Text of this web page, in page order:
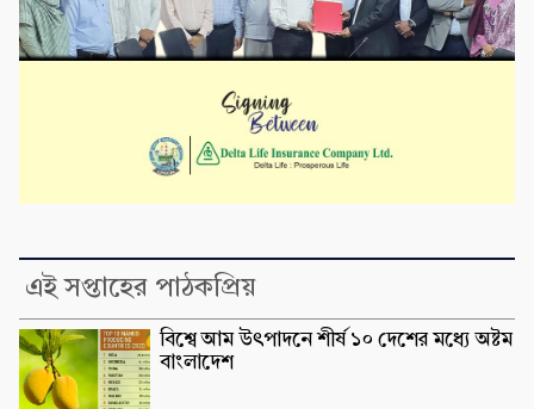
এই সপ্তাহের পাঠকপ্রিয়
বিশ্বে আম উৎপাদনে শীর্ষ ১০ দেশের মধ্যে অষ্টম
বাংলাদেশ